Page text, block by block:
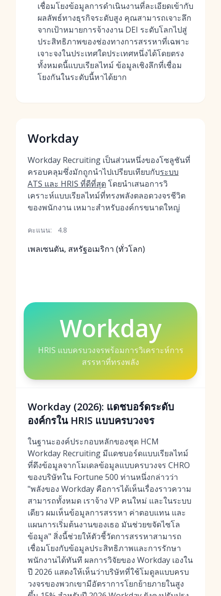
เชื่อมโยงข้อมูลการดำเนินงานที่ละเอียดเข้ากับ
ผลลัพธ์ทางธุรกิจระดับสูง คุณสามารถเจาะลึก
จากเป้าหมายการจ้างงาน DEI ระดับโลกไปสู่
ประสิทธิภาพของช่องทางการสรรหาที่เฉพาะ
เจาะจงในประเทศใดประเทศหนึ่งได้โดยตรง
ทั้งหมดนี้แบบเรียลไทม์ ข้อมูลเชิงลึกที่เชื่อม
โยงกันในระดับนี้หาได้ยาก
Workday
Workday Recruiting เป็นส่วนหนึ่งของโซลูชันที่
ครอบคลุมซึ่งมักถูกนำไปเปรียบเทียบกับระบบ
ATS และ HRIS ที่ดีที่สุดโดยนำเสนอการวิ
เคราะห์แบบเรียลไทม์ที่ทรงพลังตลอดวงจรชีวิต
ของพนักงาน เหมาะสำหรับองค์กรขนาดใหญ่
คะแนน: 4.8
เพลเซนตัน, สหรัฐอเมริกา (ทั่วโลก)
Workday
HRIS แบบครบวงจรพร้อมการวิเคราะห์การ
สรรหาที่ทรงพลัง
Workday (2026): แดชบอร์ดระดับ
องค์กรใน HRIS แบบครบวงจร
ในฐานะองค์ประกอบหลักของชุด HCM
Workday Recruiting มีแดชบอร์ดแบบเรียลไทม์
ที่ดึงข้อมูลจากโมเดลข้อมูลแบบครบวงจร CHRO
ของบริษัทใน Fortune 500 ท่านหนึ่งกล่าวว่า
"พลังของ Workday คือการได้เห็นเรื่องราวความ
สามารถทั้งหมด เราจ้าง VP คนใหม่ และในระบบ
เดียว ผมเห็นข้อมูลการสรรหา ค่าตอบแทน และ
แผนการเริ่มต้นงานของเธอ มันช่วยขจัดไซโล
ข้อมูล" สิ่งนี้ช่วยให้ตัวชี้วัดการสรรหาสามารถ
เชื่อมโยงกับข้อมูลประสิทธิภาพและการรักษา
พนักงานได้ทันที ผลการวิจัยของ Workday เองใน
ปี 2026 แสดงให้เห็นว่าบริษัทที่ใช้โมดูลแบบครบ
วงจรของพวกเขามีอัตราการโยกย้ายภายในสูง